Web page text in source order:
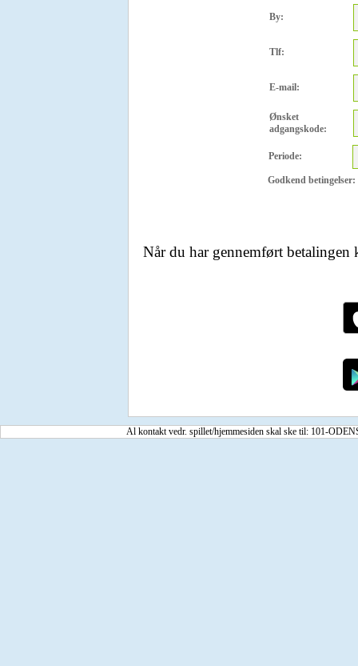
By:
Tlf:
E-mail:
Ønsket
adgangskode:
Periode:
Godkend betingelser:
Når du har gennemført betalingen
Al kontakt vedr. spillet/hjemmesiden skal ske til: 101-